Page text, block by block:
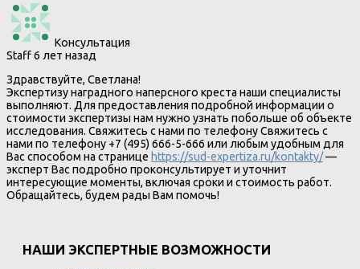
Консультация
Staff6 лет назад
Здравствуйте, Светлана!
Экспертизу наградного наперсного креста наши специалисты
выполняют. Для предоставления подробной информации о
стоимости экспертизы нам нужно узнать побольше об объекте
исследования. Свяжитесь с нами по телефону Свяжитесь с
нами по телефону +7 (495) 666-5-666 или любым удобным для
Вас способом на странице https://sud-expertiza.ru/kontakty/—
эксперт Вас подробно проконсультирует и уточнит
интересующие моменты, включая сроки и стоимость работ.
Обращайтесь, будем рады Вам помочь!
НАШИ ЭКСПЕРТНЫЕ ВОЗМОЖНОСТИ